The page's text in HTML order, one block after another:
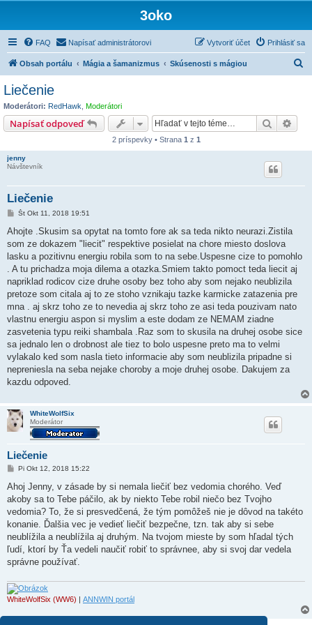
3oko
FAQ Napísať administrátorovi Prihlásiť sa
Vytvoriť účet
Obsah portálu Mágia a šamanizmus Skúsenosti s mágiou
Liečenie
Moderátori: RedHawk Moderátori
Napísať odpoveď Hľadať
2 príspevky • Strana 1 z 1
jenny
Návštevník
Liečenie
P
í
p
e
o
k
Št Okt 11, 2018 19:51
Ahojte .Skusim sa opytat na tomto fore ak sa teda nikto neurazi.Zistila
som ze dokazem "liecit" respektive posielat na chore miesto doslova
lasku a pozitivnu energiu robila som to na sebe.Uspesne cize to pomohlo
. A tu prichadza moja dilema a otazka.Smiem takto pomoct teda liecit aj
napriklad rodicov cize druhe osoby bez toho aby som nejako neublizila
pretoze som citala aj to ze stoho vznikaju tazke karmicke zatazenia pre
mna . aj skrz toho ze to nevedia aj skrz toho ze asi teda pouzivam nato
vlastnu energiu aspon si myslim a este dodam ze NEMAM ziadne
zasvetenia typu reiki shambala .Raz som to skusila na druhej osobe sice
sa jednalo len o drobnost ale tiez to bolo uspesne preto ma to velmi
vylakalo ked som nasla tieto informacie aby som neublizila pripadne si
nepreniesla na seba nejake choroby a moje druhej osobe. Dakujem za
kazdu odpoved.
WhiteWolfSix
Moderátor
Liečenie
P
í
p
e
o
k
Pi Okt 12, 2018 15:22
Ahoj Jenny, v zásade by si nemala liečiť bez vedomia chorého. Veď
akoby sa to Tebe páčilo, ak by niekto Tebe robil niečo bez Tvojho
vedomia? To, že si presvedčená, že tým pomôžeš nie je dôvod na takéto
konanie. Ďalšia vec je vedieť liečiť bezpečne, tzn. tak aby si sebe
neublížila a neublížila aj druhým. Na tvojom mieste by som hľadal tých
ľudí, ktorí by Ťa vedeli naučiť robiť to správnee, aby si svoj dar vedela
správne používať.
WhiteWolfSix (WW6) | ANNWIN portál